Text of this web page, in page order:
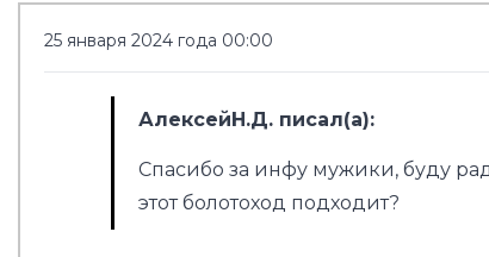
25 января 2024 года 00:00
АлексейН.Д. писал(а):
Спасибо за инфу мужики, буду
этот болотоход подходит?